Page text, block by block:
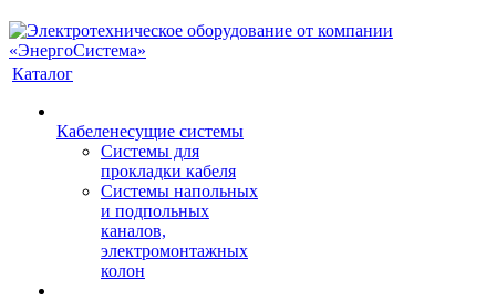
Каталог
Кабеленесущие системы
Системы для
прокладки кабеля
Системы напольных
и подпольных
каналов,
электромонтажных
колон